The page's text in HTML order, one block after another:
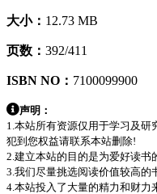
大小： 12.73 MB
页数： 392/411
ISBN NO： 7100099900
声明：
1.本站所有资源仅用于学习及
犯到您权益请联系本站删除!
2.建立本站的目的是为爱好读书
3.我们尽量挑选阅读价值较高的
4.本站投入了大量的精力和财力